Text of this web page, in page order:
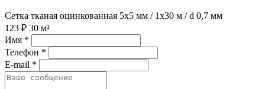
Сетка тканая оцинкованная 5х5 мм / 1х30 м / d 0,7 мм
123 ₽ 30 м²
Имя *
Телефон *
E-mail *